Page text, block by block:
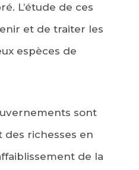
L’étude de ces
et de traiter les
espèces de
sont
richesses en
de la